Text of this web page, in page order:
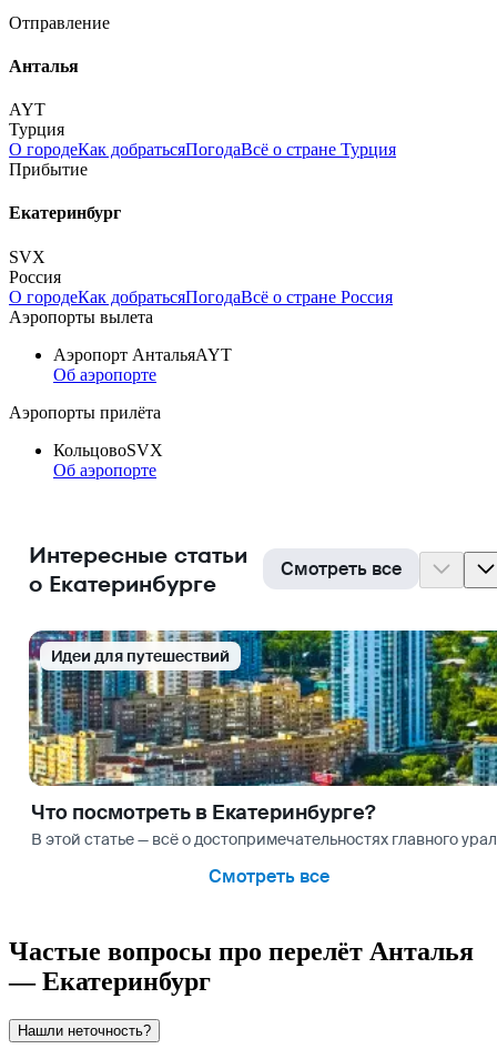
Отправление
Анталья
AYT
Турция
О городеКак добратьсяПогодаВсё о стране Турция
Прибытие
Екатеринбург
SVX
Россия
О городеКак добратьсяПогодаВсё о стране Россия
Аэропорты вылета
Аэропорт АнтальяAYT
Об аэропорте
Аэропорты прилёта
КольцовоSVX
Об аэропорте
Интересные статьи
о Екатеринбурге
Смотреть все
Идеи для путешествий
Что посмотреть в Екатеринбурге?
В этой статье — всё о достопримечательностях главного
Смотреть все
Частые вопросы про перелёт Анталья
— Екатеринбург
Нашли неточность?